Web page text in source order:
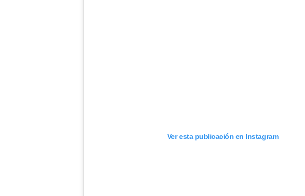
Ver esta publicación en Instagram